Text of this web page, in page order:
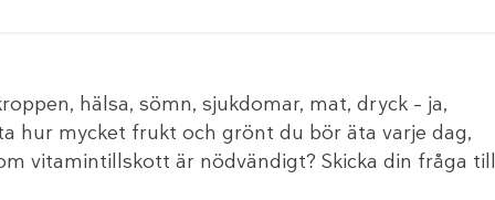
hälsa, sömn, sjukdomar, mat, dryck – ja,
hur mycket frukt och grönt du bör äta varje dag,
vitamintillskott är nödvändigt? Skicka din fråga till